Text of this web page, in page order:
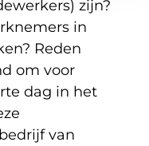
zijn?
in
Reden
om voor
dag in het
van